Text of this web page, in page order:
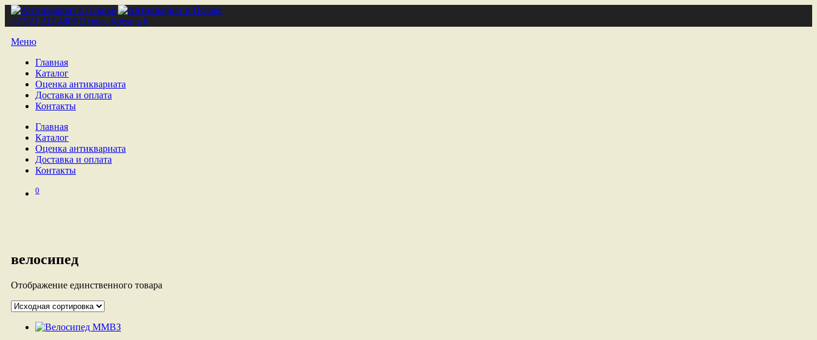
+7 921 212 4809 Псков, Кремль 6
Меню
Главная
Каталог
Оценка антиквариата
Доставка и оплата
Контакты
Главная
Каталог
Оценка антиквариата
Доставка и оплата
Контакты
0
велосипед
Отображение единственного товара